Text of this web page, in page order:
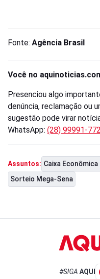
Fonte: Agência Brasil
Você no
Presenciou algo
denúncia, reclamação ou
sugestão pode virar
WhatsApp: (28) 99991-
Assuntos: Caixa
Sorteio Mega-Sena
#SIGA AQUI